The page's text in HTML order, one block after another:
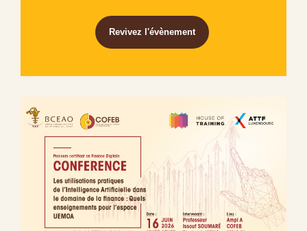
Revivez l'évènement